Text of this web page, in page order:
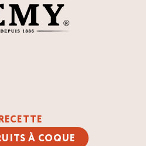
À COQUE